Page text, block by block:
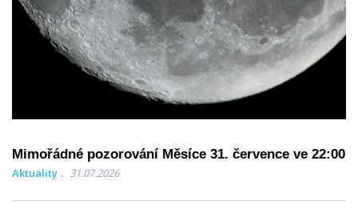
Mimořádné pozorování Měsíce 31. července ve 22:00
Aktuality 31.07.2026